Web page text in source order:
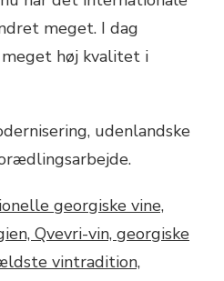
meget. I dag
høj kvalitet i
udenlandske